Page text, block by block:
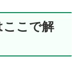
ここで解